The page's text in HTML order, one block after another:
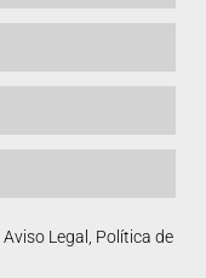
Aviso Legal, Política de